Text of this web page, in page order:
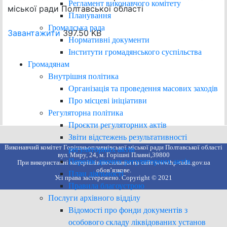
Регламент виконавчого комітету
Планування
Громадська рада
Нормативні документи
Інститути громадянського суспільства
Громадянам
Внутрішня політика
Організація та проведення масових заходів
Про місцеві ініціативи
Регуляторна політика
Проєкти регуляторних актів
Звіти відстежень результативності
регуляторних актів
Перелік діючих регуляторних актів
План діяльності
Правила благоустрою
Послуги архівного відділу
Відомості про фонди документів з
особового складу ліквідованих установ
міської ради Полтавської області
Завантажити397.50 KB
Виконавчий комітет Горішньоплавнівської міської ради Полтавської області
вул. Миру, 24, м. Горішні Плавні,39800
При використанні матеріалів посилання на сайт www.hp-rada.gov.ua
обов’язкове.
Усі права застережено. Copyright © 2021